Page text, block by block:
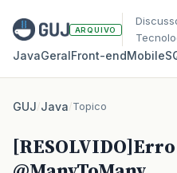
ARQUIVO
JavaGeralFront‑endMobile
GUJ/Java/Topico